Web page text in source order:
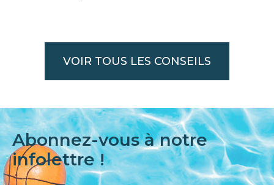
VOIR TOUS LES CONSEILS
Abonnez-vous à notre
infolettre !